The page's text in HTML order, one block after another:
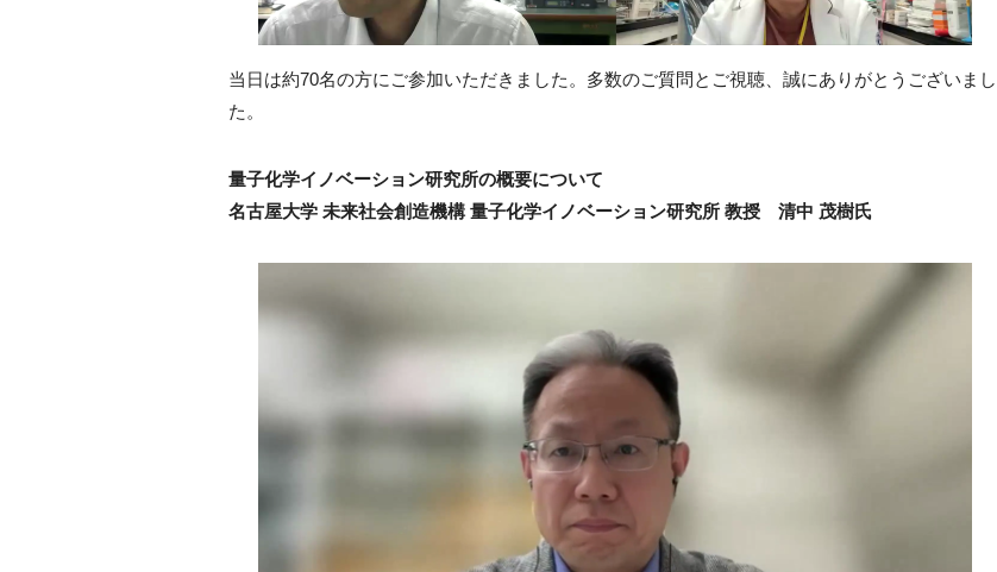
当日は約70名の方にご参加いただきました。多数のご質問とご視聴、誠にありがとうございまし
た。
量子化学イノベーション研究所の概要について
名古屋大学 未来社会創造機構 量子化学イノベーション研究所 教授 清中 茂樹氏